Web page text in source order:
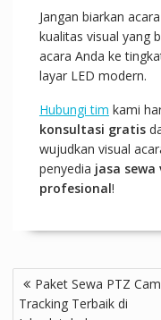
Jangan biarkan
kualitas visual yang
acara Anda ke
layar LED modern.
Hubungi tim kami
konsultasi gratis
wujudkan visual
penyedia jasa
profesional!
Post
navigation
Paket Sewa PTZ
Tracking Terbaik di